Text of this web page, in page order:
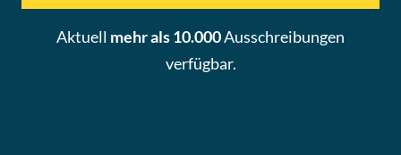
Aktuell mehr als 10.000Ausschreibungen
verfügbar.